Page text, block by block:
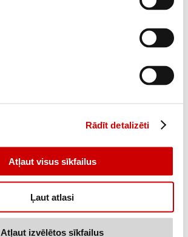
Rādīt detalizēti
Atļaut visus sīkfailus
Ļaut atlasi
Atļaut izvēlētos sīkfailus